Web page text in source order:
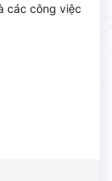
các công việc